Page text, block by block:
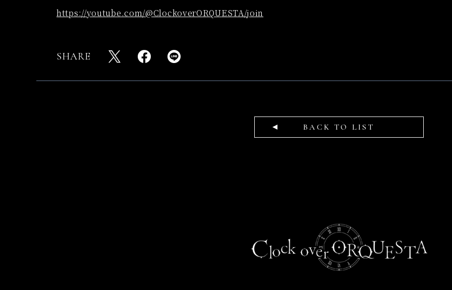
https://youtube.com/@ClockoverORQUESTA/join
SHARE
BACK TO LIST